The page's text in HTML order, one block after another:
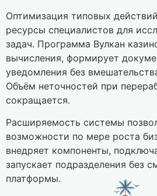
Оптимизация типовых
ресурсы специалистов для
задач. Программа Вулкан
вычисления, формирует
уведомления без
Объём неточностей при
сокращается.
Расширяемость системы
возможности по мере роста
внедряет компоненты,
запускает подразделения без
платформы.